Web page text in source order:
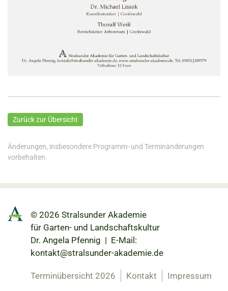
Zurück zur Übersicht
Änderungen, insbesondere Programm- und Terminänderungen
vorbehalten.
© 2026 Stralsunder Akademie
für Garten- und Landschaftskultur
Dr. Angela Pfennig | E-Mail:
kontakt@stralsunder-akademie.de
Terminübersicht 2026 Kontakt Impressum